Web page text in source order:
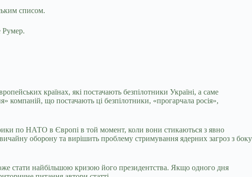
списом.
Румер.
країнах, які постачають безпілотники Україні, а саме
компаній, що постачають ці безпілотники, «прогарчала росія»,
по НАТО в Європі в той момент, коли вони стикаються з явно
оборону та вирішить проблему стримування ядерних загроз з боку
стати найбільшою кризою його президентства. Якщо одного дня